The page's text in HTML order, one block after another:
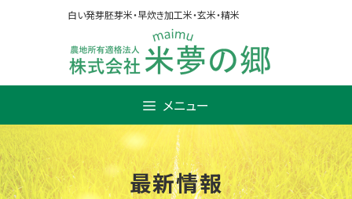
白い発芽胚芽米・早炊き加工米・玄米・精米
メニュー
最新情報